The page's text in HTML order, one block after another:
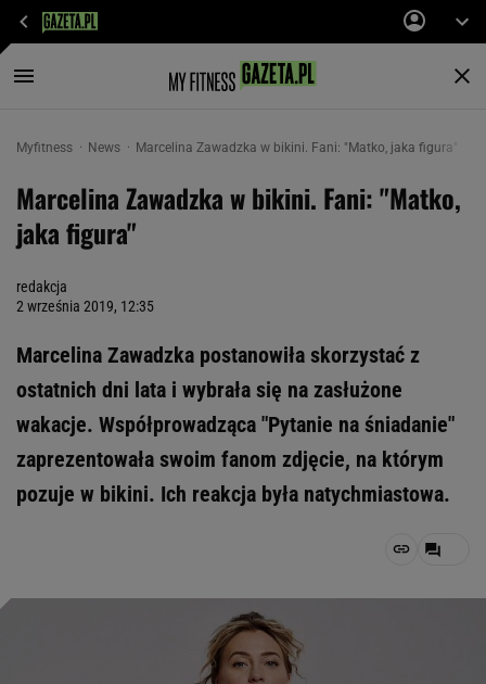
Myfitness News Marcelina Zawadzka w bikini. Fani: "Matko, jaka figura"
Marcelina Zawadzka w bikini. Fani: "Matko,
jaka figura"
redakcja
2 września 2019, 12:35
Marcelina Zawadzka postanowiła skorzystać z
ostatnich dni lata i wybrała się na zasłużone
wakacje. Współprowadząca "Pytanie na śniadanie"
zaprezentowała swoim fanom zdjęcie, na którym
pozuje w bikini. Ich reakcja była natychmiastowa.